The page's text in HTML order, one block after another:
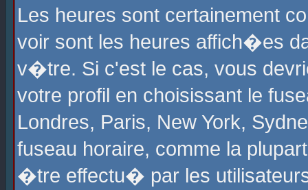
Les heures sont certainement
voir sont les heures affich�es
v�tre. Si c'est le cas, vous
votre profil en choisissant le
Londres, Paris, New York,
fuseau horaire, comme la
�tre effectu� par les